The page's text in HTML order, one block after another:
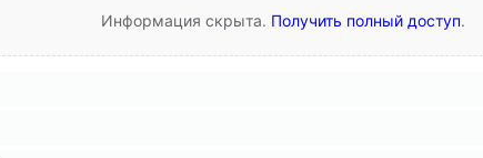
Информация скрыта. Получить полный доступ.